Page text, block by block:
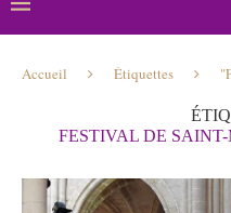
Accueil Étiquettes
FESTIVAL DE